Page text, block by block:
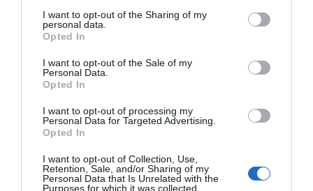
I want to opt-out of the Sharing of my
personal data.
Opted In
I want to opt-out of the Sale of my
Personal Data.
Opted In
I want to opt-out of processing my
Personal Data for Targeted Advertising.
Opted In
I want to opt-out of Collection, Use,
Retention, Sale, and/or Sharing of my
Personal Data that Is Unrelated with the
Purposes for which it was collected.
details
Januar 2017
Paar unter 35 Jahren
7.6 /10
Würden Sie in diesem Hotel wieder nächtigen?
JA
Dezember 2016